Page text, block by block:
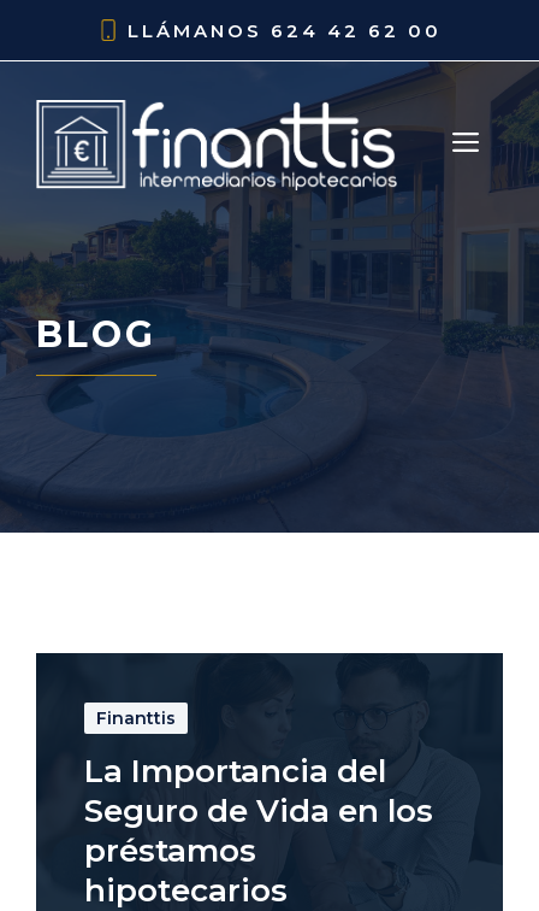
LLÁMANOS 624 42 62 00
BLOG
Finanttis
La Importancia del
Seguro de Vida en los
préstamos
hipotecarios